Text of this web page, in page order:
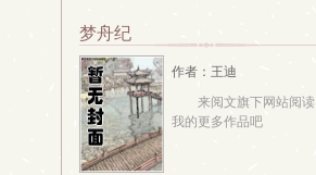
梦舟纪
作者：王迪
来阅文旗下网站阅读
我的更多作品吧